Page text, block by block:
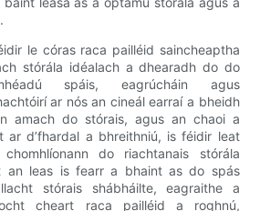
le córas raca pailléid saincheaptha
stórála idéalach a dhearadh do do
spáis, eagrúcháin agus
ar nós an cineál earraí a bheidh
amach do stórais, agus an chaoi a
ar d’fhardal a bhreithniú, is féidir leat
do riachtanais stórála
an leas is fearr a bhaint as do spás
stórais shábháilte, eagraithe a
cheart raca pailléid a roghnú,